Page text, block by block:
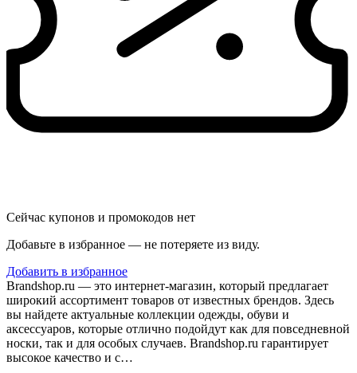
Сейчас купонов и промокодов нет
Добавьте в избранное — не потеряете из виду.
Добавить в избранное
Brandshop.ru — это интернет-магазин, который предлагает
широкий ассортимент товаров от известных брендов. Здесь
вы найдете актуальные коллекции одежды, обуви и
аксессуаров, которые отлично подойдут как для повседневной
носки, так и для особых случаев. Brandshop.ru гарантирует
высокое качество и с…